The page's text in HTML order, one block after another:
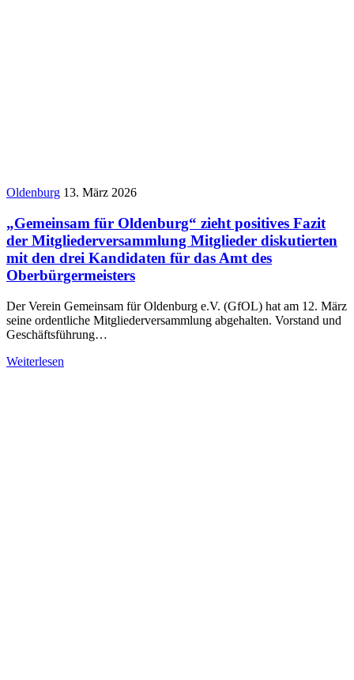
Oldenburg 13. März 2026
„Gemeinsam für Oldenburg“ zieht positives Fazit
der Mitgliederversammlung Mitglieder diskutierten
mit den drei Kandidaten für das Amt des
Oberbürgermeisters
Der Verein Gemeinsam für Oldenburg e.V. (GfOL) hat am 12. März
seine ordentliche Mitgliederversammlung abgehalten. Vorstand und
Geschäftsführung…
Weiterlesen